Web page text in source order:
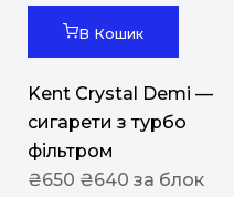
В Кошик
Kent Crystal Demi —
сигарети з турбо
фільтром
₴650 ₴640 за блок